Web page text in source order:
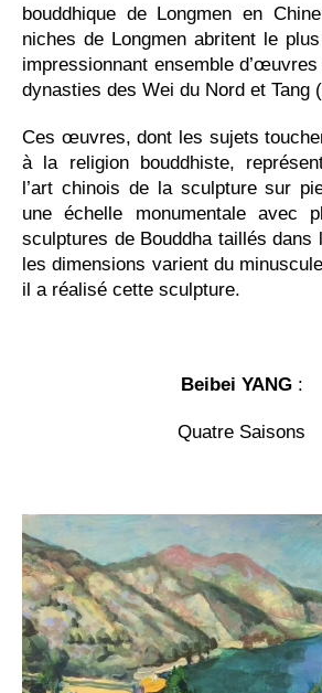
bouddhique de Longmen en
niches de Longmen abritent le
impressionnant ensemble d’œuvres
dynasties des Wei du Nord et Tang
Ces œuvres, dont les sujets
à la religion bouddhiste,
l’art chinois de la sculpture sur
une échelle monumentale avec
sculptures de Bouddha taillés dans
les dimensions varient du
il a réalisé cette sculpture.
Beibei YANG:
Quatre Saisons